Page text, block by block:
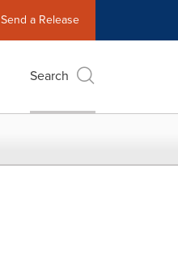
Send a Release
Search